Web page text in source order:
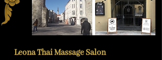
Leona Thai Massage Salon